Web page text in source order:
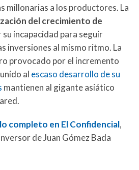
millonarias a los productores. La
del crecimiento de
incapacidad para seguir
inversiones al mismo ritmo. La
provocado por el incremento
al escaso desarrollo de su
mantienen al gigante asiático
completo en El Confidencial,
de Juan Gómez Bada